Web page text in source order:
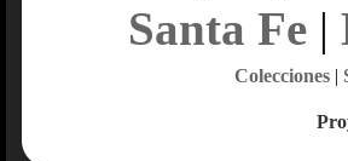
Santa Fe|
Colecciones|